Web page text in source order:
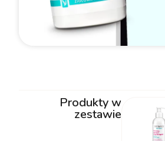
Zestaw do kąpieli i pielęgnacji
stosowania. Żel i szampon
wzmacnia więź między
delikatny i bezpieczny.
Produkty w
zestawie